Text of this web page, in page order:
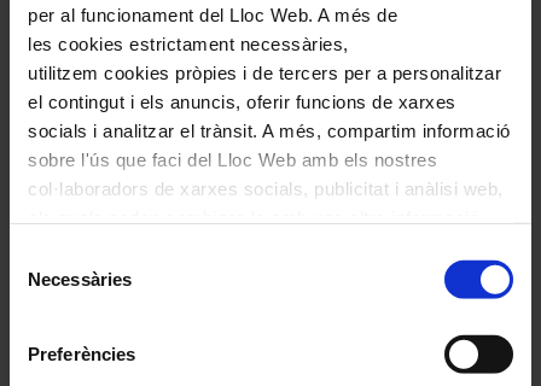
per al funcionament del Lloc Web. A més de
les cookies estrictament necessàries,
utilitzem cookies pròpies i de tercers per a personalitzar
el contingut i els anuncis, oferir funcions de xarxes
socials i analitzar el trànsit. A més, compartim informació
sobre l'ús que faci del Lloc Web amb els nostres
col·laboradors de xarxes socials, publicitat i anàlisi web,
de l'ús que hagi fet dels seus serveis. En el quadre
inferior pot “Permetre totes les cookies” o seleccionar el
"Permetre la selecció". Si vol més informació visiti la
Necessàries
Preferències
Apropa Cultura
Apropa Cultura és el programa
socioeducatiu dels equipaments culturals
de Catalunya adreçat al sector social.
Un programa d’inclusió que afavoreix
principals equipaments culturals de Catalunya.
més vulnerables i fa realitat el dret a la cultura